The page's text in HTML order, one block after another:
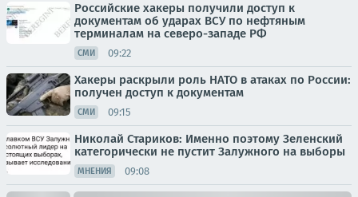
Российские хакеры получили доступ к
документам об ударах ВСУ по нефтяным
терминалам на северо-западе РФ
СМИ 09:22
Хакеры раскрыли роль НАТО в атаках по России:
получен доступ к документам
СМИ 09:15
Николай Стариков: Именно поэтому Зеленский
категорически не пустит Залужного на выборы
МНЕНИЯ 09:08